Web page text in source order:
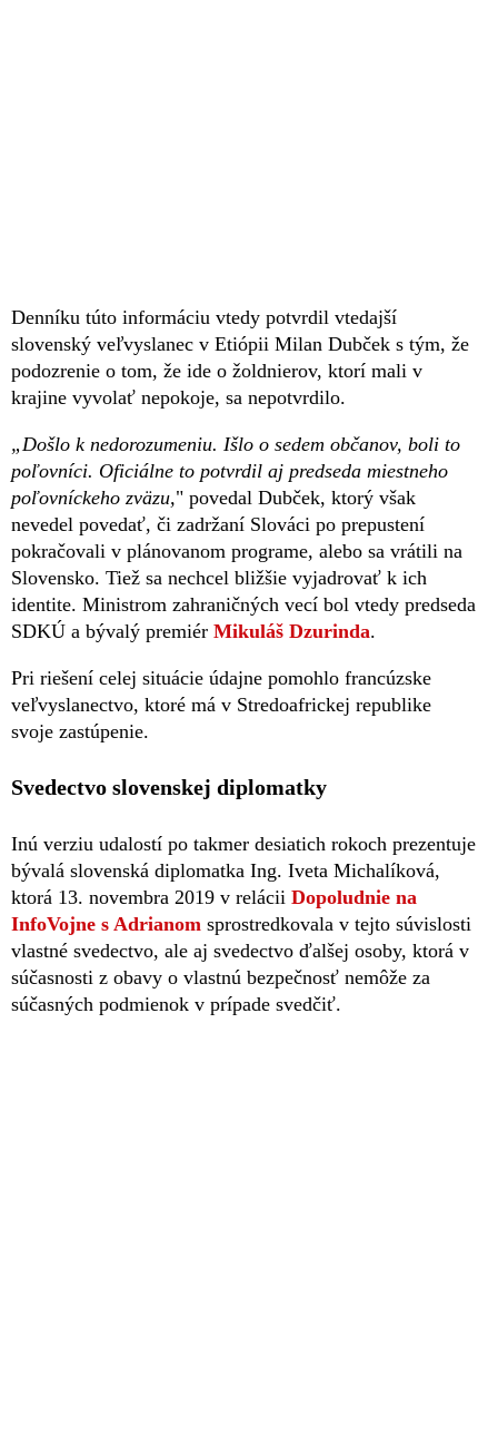
Denníku túto informáciu vtedy potvrdil vtedajší
slovenský veľvyslanec v Etiópii Milan Dubček s tým, že
podozrenie o tom, že ide o žoldnierov, ktorí mali v
krajine vyvolať nepokoje, sa nepotvrdilo.
„Došlo k nedorozumeniu. Išlo o sedem občanov, boli to
poľovníci. Oficiálne to potvrdil aj predseda miestneho
poľovníckeho zväzu," povedal Dubček, ktorý však
nevedel povedať, či zadržaní Slováci po prepustení
pokračovali v plánovanom programe, alebo sa vrátili na
Slovensko. Tiež sa nechcel bližšie vyjadrovať k ich
identite. Ministrom zahraničných vecí bol vtedy predseda
SDKÚ a bývalý premiér Mikuláš Dzurinda.
Pri riešení celej situácie údajne pomohlo francúzske
veľvyslanectvo, ktoré má v Stredoafrickej republike
svoje zastúpenie.
Svedectvo slovenskej diplomatky
Inú verziu udalostí po takmer desiatich rokoch prezentuje
bývalá slovenská diplomatka Ing. Iveta Michalíková,
ktorá 13. novembra 2019 v relácii Dopoludnie na
InfoVojne s Adrianom sprostredkovala v tejto súvislosti
vlastné svedectvo, ale aj svedectvo ďalšej osoby, ktorá v
súčasnosti z obavy o vlastnú bezpečnosť nemôže za
súčasných podmienok v prípade svedčiť.